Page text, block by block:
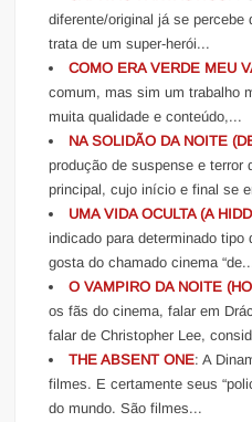
diferente/original já se percebe
trata de um super-herói...
COMO ERA VERDE MEU
comum, mas sim um trabalho
muita qualidade e conteúdo,...
NA SOLIDÃO DA NOITE
produção de suspense e terror
principal, cujo início e final se
UMA VIDA OCULTA (A
indicado para determinado
gosta do chamado cinema
O VAMPIRO DA NOITE
os fãs do cinema, falar em
falar de Christopher Lee,
THE ABSENT ONE: A
filmes. E certamente seus
do mundo. São filmes...